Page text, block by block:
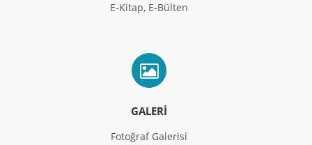
E-Kitap, E-Bülten
GALERI
Fotoğraf Galerisi